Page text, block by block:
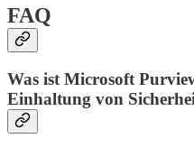
FAQ
Was ist Microsoft
Einhaltung von